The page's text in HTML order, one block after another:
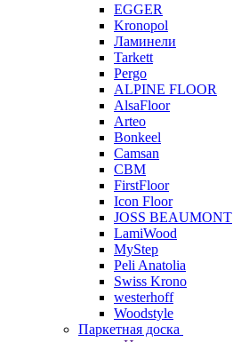
EGGER
Kronopol
Ламинели
Tarkett
Pergo
ALPINE FLOOR
AlsaFloor
Arteo
Bonkeel
Camsan
CBM
FirstFloor
Icon Floor
JOSS BEAUMONT
LamiWood
MyStep
Peli Anatolia
Swiss Krono
westerhoff
Woodstyle
Паркетная доска